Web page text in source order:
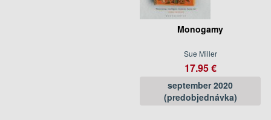
Monogamy
Sue Miller
17.95 €
september 2020
(predobjednávka)